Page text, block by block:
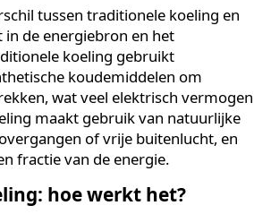
op
verschil tussen
koeling en
koeling?